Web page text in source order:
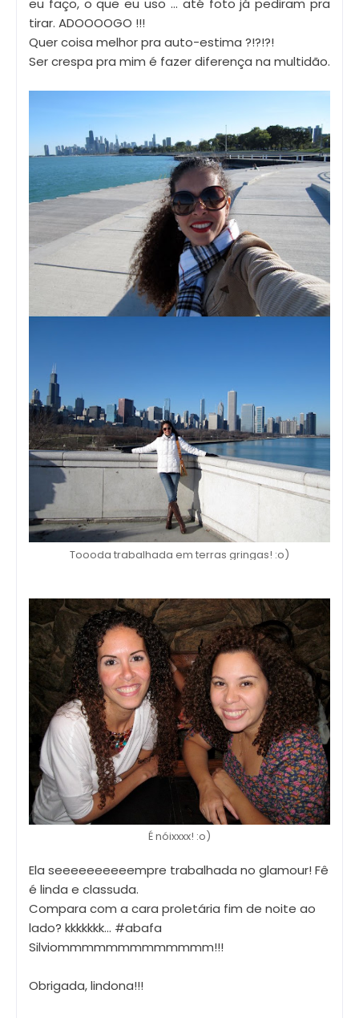
eu faço, o que eu uso ... até foto já pediram pra
tirar. ADOOOOGO !!!
Quer coisa melhor pra auto-estima ?!?!?!
Ser crespa pra mim é fazer diferença na multidão.
Toooda trabalhada em terras gringas! :o)
É nóixxxx! :o)
Ela seeeeeeeeeempre trabalhada no glamour! Fê
é linda e classuda.
Compara com a cara proletária fim de noite ao
lado? kkkkkkk... #abafa
Silviommmmmmmmmmmmm!!!
Obrigada, lindona!!!